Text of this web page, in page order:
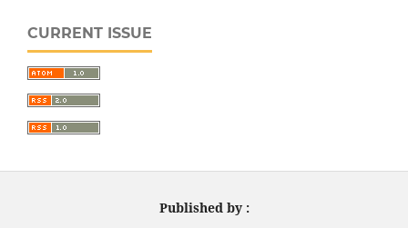
CURRENT ISSUE
Published by :